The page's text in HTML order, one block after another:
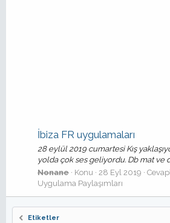
İbiza FR uygulamaları
28 eylül 2019 cumartesi Kış
yolda çok ses geliyordu. Db mat ve
Nonane
Konu 28 Eyl 2019
Uygulama Paylaşımları
Etiketler